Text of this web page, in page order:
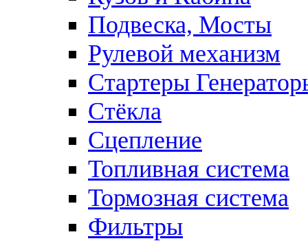
Подвеска, Мосты
Рулевой механизм
Стартеры
Стёкла
Сцепление
Топливная система
Тормозная система
Фильтры